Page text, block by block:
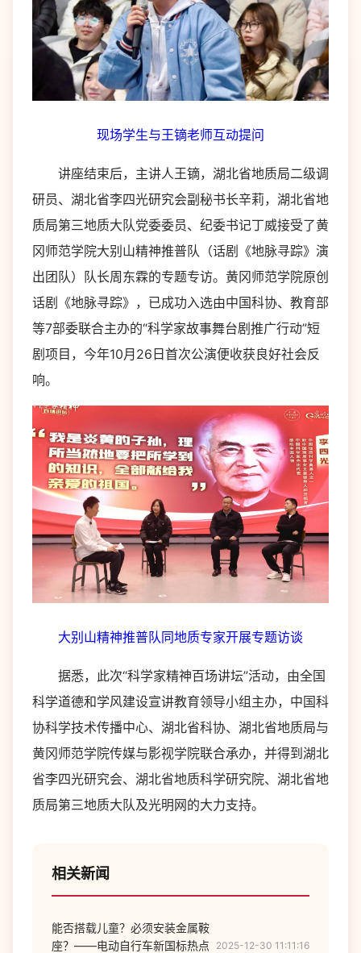
现场学生与王镝老师互动提问
讲座结束后，主讲人王镝，湖北省地质局二级调
研员、湖北省李四光研究会副秘书长辛莉，湖北省地
质局第三地质大队党委委员、纪委书记丁威接受了黄
冈师范学院大别山精神推普队（话剧《地脉寻踪》演
出团队）队长周东霖的专题专访。黄冈师范学院原创
话剧《地脉寻踪》，已成功入选由中国科协、教育部
等7部委联合主办的“科学家故事舞台剧推广行动”短
剧项目，今年10月26日首次公演便收获良好社会反
响。
大别山精神推普队同地质专家开展专题访谈
据悉，此次“科学家精神百场讲坛”活动，由全国
科学道德和学风建设宣讲教育领导小组主办，中国科
协科学技术传播中心、湖北省科协、湖北省地质局与
黄冈师范学院传媒与影视学院联合承办，并得到湖北
省李四光研究会、湖北省地质科学研究院、湖北省地
质局第三地质大队及光明网的大力支持。
相关新闻
能否搭载儿童？必须安装金属鞍
座？——电动自行车新国标热点
2025-12-30 11:11:16